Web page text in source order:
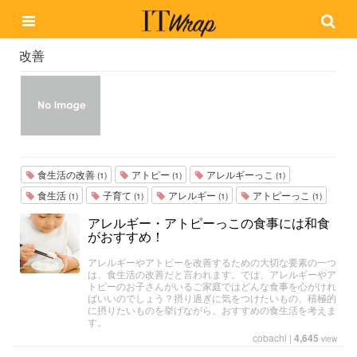
改善
食生活の改善 (1) アトピー (1) アレルギーっこ (1)
食生活 (1) 子育て (1) アレルギー (1) アトピーっこ (1)
アレルギー・アトピーっこの食事には和食
がおすすめ！
アレルギーやアトピーを改善するための大切な要素の一つ
は、食生活の改善だと言われます。では、アレルギーやア
トピーのお子さんがいるご家庭ではどんな食事を心がけれ
ばいいのでしょう？摂り過ぎに気をつけたいもの、積極的
に摂りたいものを挙げながら、おすすめの食生活を考えま
す。
cobachi | 4,645 view